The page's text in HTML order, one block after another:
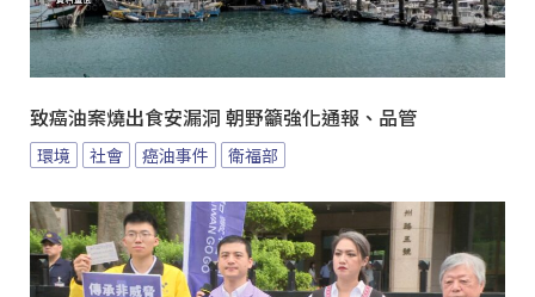
致癌油案燒出食安漏洞 朝野籲強化通報、品管
環境 社會 癌油事件 衛福部